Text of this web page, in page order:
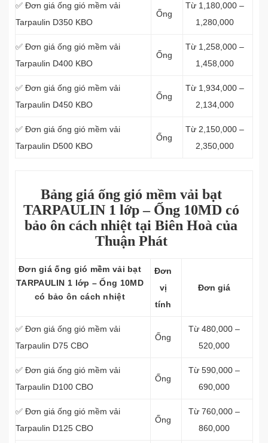
✅ Đơn giá ống gió mềm vải
Tarpaulin D350 KBO
Ống
Từ 1,180,000 –
1,280,000
✅ Đơn giá ống gió mềm vải
Tarpaulin D400 KBO
Ống
Từ 1,258,000 –
1,458,000
✅ Đơn giá ống gió mềm vải
Tarpaulin D450 KBO
Ống
Từ 1,934,000 –
2,134,000
✅ Đơn giá ống gió mềm vải
Tarpaulin D500 KBO
Ống
Từ 2,150,000 –
2,350,000
Bảng giá ống gió mềm vải bạt
TARPAULIN 1 lớp – Ống 10MD có
bảo ôn cách nhiệt tại Biên Hoà của
Thuận Phát
Đơn giá ống gió mềm vải bạt
TARPAULIN 1 lớp – Ống 10MD
có bảo ôn cách nhiệt
Đơn
vị
tính
Đơn giá
✅ Đơn giá ống gió mềm vải
Tarpaulin D75 CBO
Ống
Từ 480,000 –
520,000
✅ Đơn giá ống gió mềm vải
Tarpaulin D100 CBO
Ống
Từ 590,000 –
690,000
✅ Đơn giá ống gió mềm vải
Tarpaulin D125 CBO
Ống
Từ 760,000 –
860,000